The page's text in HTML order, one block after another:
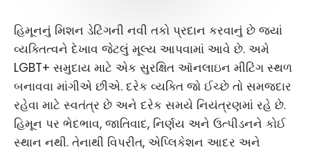
હિમૂનનું મિશન ડેટિંગની નવી તકો પ્રદાન કરવાનું છે જ્યાં
વ્યક્તિત્વને દેખાવ જેટલું મૂલ્ય આપવામાં આવે છે. અમે
LGBT+ સમુદાય માટે એક સુરક્ષિત ઑનલાઇન મીટિંગ સ્થળ
બનાવવા માંગીએ છીએ. દરેક વ્યક્તિ જો ઈચ્છે તો સમજદાર
રહેવા માટે સ્વતંત્ર છે અને દરેક સમયે નિયંત્રણમાં રહે છે.
હિમૂન પર ભેદભાવ, જાતિવાદ, નિર્ણય અને ઉત્પીડનને કોઈ
સ્થાન નથી. તેનાથી વિપરીત, એપ્લિકેશન આદર અને